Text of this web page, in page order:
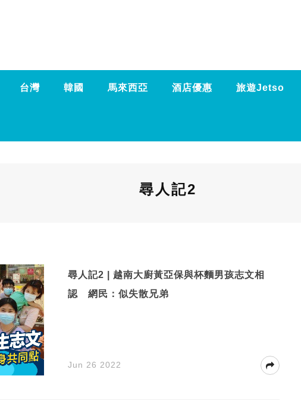
台灣 韓國 馬來西亞 酒店優惠 旅遊Jetso
尋人記2
尋人記2 | 越南大廚黃亞保與杯麵男孩志文相
認 網民：似失散兄弟
Jun 26 2022